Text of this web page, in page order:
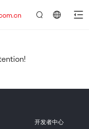
开发者中心